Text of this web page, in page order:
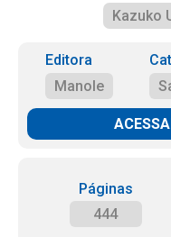
Kazuko
Editora
Manole
Páginas
444